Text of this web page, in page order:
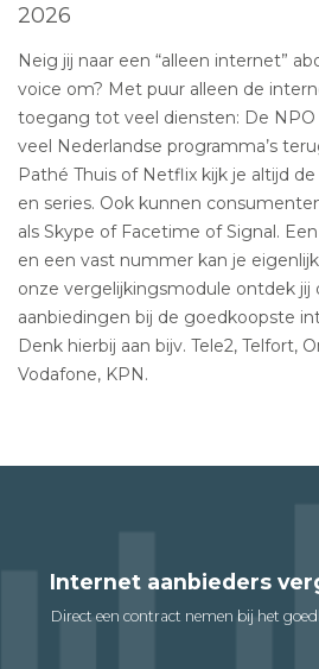
2026
Neig jij naar een “alleen internet”
voice om? Met puur alleen de
toegang tot veel diensten: De NPO
veel Nederlandse programma’s
Pathé Thuis of Netflix kijk je altijd
en series. Ook kunnen
als Skype of Facetime of Signal.
en een vast nummer kan je
onze vergelijkingsmodule ontdek
aanbiedingen bij de goedkoopste
Denk hierbij aan bijv. Tele2, Telfort,
Vodafone, KPN.
Internet aanbieders
Direct een contract nemen bij het